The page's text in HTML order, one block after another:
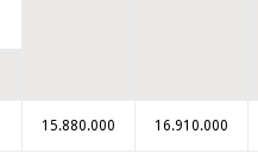
15.880.000 16.910.000